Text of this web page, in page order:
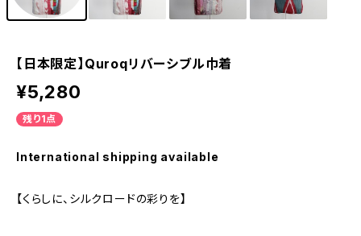
【日本限定】Quroqリバーシブル巾着
¥5,280
残り1点
International shipping available
【くらしに、シルクロードの彩りを】